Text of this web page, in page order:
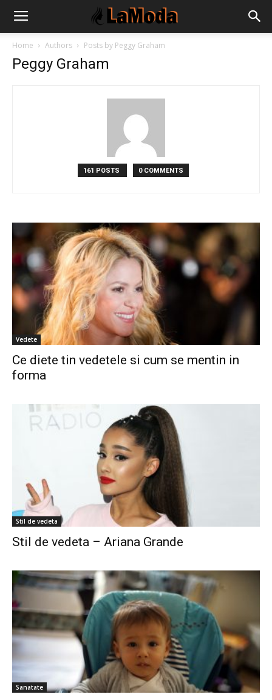
Home Authors Posts by Peggy Graham
Peggy Graham
161 POSTS 0 COMMENTS
Vedete
Ce diete tin vedetele si cum se mentin in
forma
Stil de vedeta
Stil de vedeta – Ariana Grande
Sanatate